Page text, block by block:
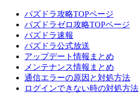
パズドラ攻略TOPページ
パズドラゼロ攻略TOPページ
パズドラ速報
パズドラ公式放送
アップデート情報まとめ
メンテナンス情報まとめ
通信エラーの原因と対処方法
ログインできない時の対処方法